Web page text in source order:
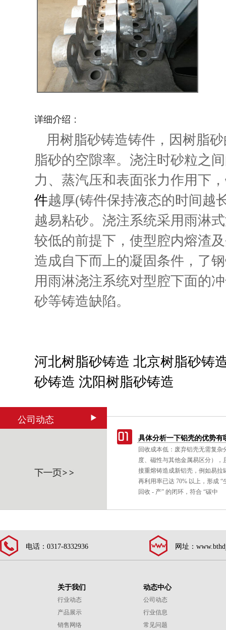
用树脂砂铸造铸件，因树脂
脂砂的空隙率。浇注时砂粒之
力、蒸汽压和表面张力作用下
件越厚(铸件保持液态的时间越
越易粘砂。浇注系统采用雨淋
较低的前提下，使型腔内熔渣
造成自下而上的凝固条件，了
用雨淋浇注系统对型腔下面的
砂等铸造缺陷。
河北树脂砂铸造 北京树脂砂铸
砂铸造 沈阳树脂砂铸造
公司动态
具体分析一下铝壳的优势有
回收成本低：废弃铝壳无需复杂
度、磁性与其他金属易区分），
接重熔铸造成新铝壳，例如易拉
再利用率已达 70% 以上，形成 “
回收 - 产” 的闭环，符合 “碳中
电话：0317-8332936 网址：
关于我们
行业动态
产品展示
销售网络
动态中心
公司动态
行业信息
常见问题